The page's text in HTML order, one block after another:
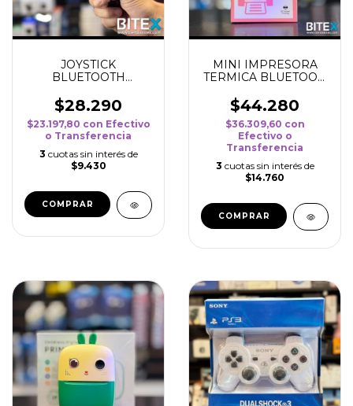
JOYSTICK
BLUETOOTH
$28.290
$23.197,80 con Efectivo
o Transferencia
3 cuotas sin interés de
$9.430
MINI IMPRESORA
TERMICA BLUETOOH
$44.280
$36.309,60 con
Efectivo o
Transferencia
3 cuotas sin interés de
$14.760